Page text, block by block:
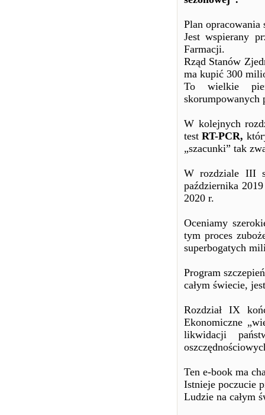
Plan opracowania
Jest wspierany
Farmacji.
Rząd Stanów
ma kupić 300
To wielkie
W kolejnych
testRT-PCR,
„szacunki” tak
W rozdziale III
października
2020 r.
Oceniamy
tym proces
superbogatych
Program
całym świecie,
Rozdział IX
Ekonomiczne
likwidacji
Ten e-book ma
Istnieje poczucie
Ludzie na całym